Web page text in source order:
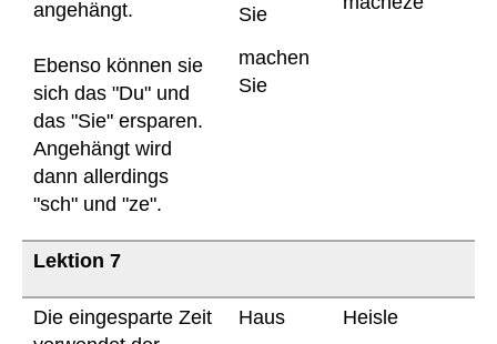
angehängt.
Ebenso können sie
sich das "Du" und
das "Sie" ersparen.
Angehängt wird
dann allerdings
"sch" und "ze".
Sie
machen
Sie
Lektion 7
Die eingesparte Zeit
Haus
Heisle